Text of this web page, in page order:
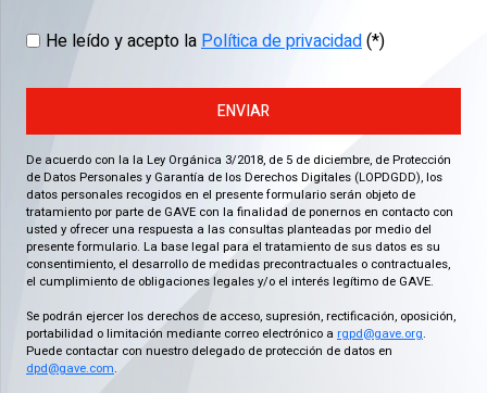
He leído y acepto laPolítica de privacidad(*)
ENVIAR
De acuerdo con la la Ley Orgánica 3/2018, de 5 de diciembre, de Protección
de Datos Personales y Garantía de los Derechos Digitales (LOPDGDD), los
datos personales recogidos en el presente formulario serán objeto de
tratamiento por parte de GAVE con la finalidad de ponernos en contacto con
usted y ofrecer una respuesta a las consultas planteadas por medio del
presente formulario. La base legal para el tratamiento de sus datos es su
consentimiento, el desarrollo de medidas precontractuales o contractuales,
el cumplimiento de obligaciones legales y/o el interés legítimo de GAVE.
Se podrán ejercer los derechos de acceso, supresión, rectificación, oposición,
portabilidad o limitación mediante correo electrónico a rgpd@gave.org.
Puede contactar con nuestro delegado de protección de datos en
dpd@gave.com.